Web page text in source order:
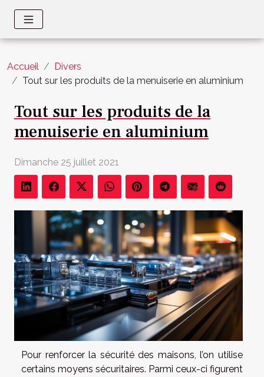
Accueil
Divers
Tout sur les produits de la menuiserie en aluminium
Tout sur les produits de la
menuiserie en aluminium
Dimanche 25 juillet 2021
Pour renforcer la sécurité des maisons, l’on utilise
certains moyens sécuritaires. Parmi ceux-ci figurent